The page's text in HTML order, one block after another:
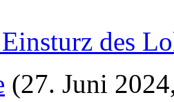
des
(27. Juni